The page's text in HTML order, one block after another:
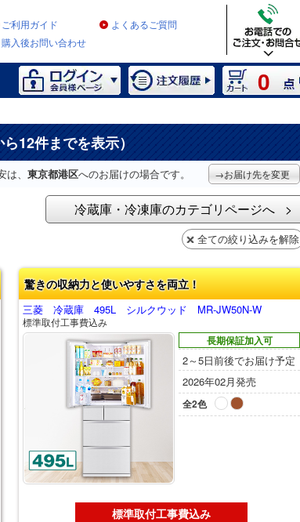
ご利用ガイド
よくあるご質問
購入後お問い合わせ
0
12件までを表示）
、 東京都港区へのお届けの場合です。 →お届け先を変更
冷蔵庫・冷凍庫のカテゴリページへ
全ての絞り込みを解除
驚きの収納力と使いやすさを両立！
三菱 冷蔵庫 495L シルクウッド MR-JW50N-W
標準取付工事費込み
長期保証加入可
2～5日前後でお届け予定
2026年02月発売
全2色
標準取付工事費込み